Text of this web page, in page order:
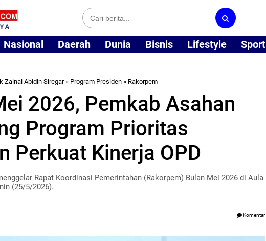
Nasional Daerah Dunia Bisnis Lifestyle Sport
Zainal Abidin Siregar» Program Presiden » Rakorpem
2026, Pemkab Asahan
Program Prioritas
Perkuat Kinerja OPD
Rapat Koordinasi Pemerintahan (Rakorpem) Bulan Mei 2026 di Aula
(25/5/2026).
Komentar